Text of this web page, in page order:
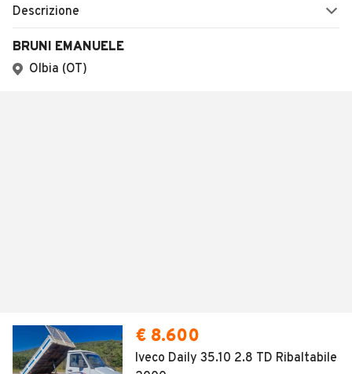
Descrizione
BRUNI EMANUELE
Olbia (OT)
€ 8.600
Iveco Daily 35.10 2.8 TD Ribaltabile